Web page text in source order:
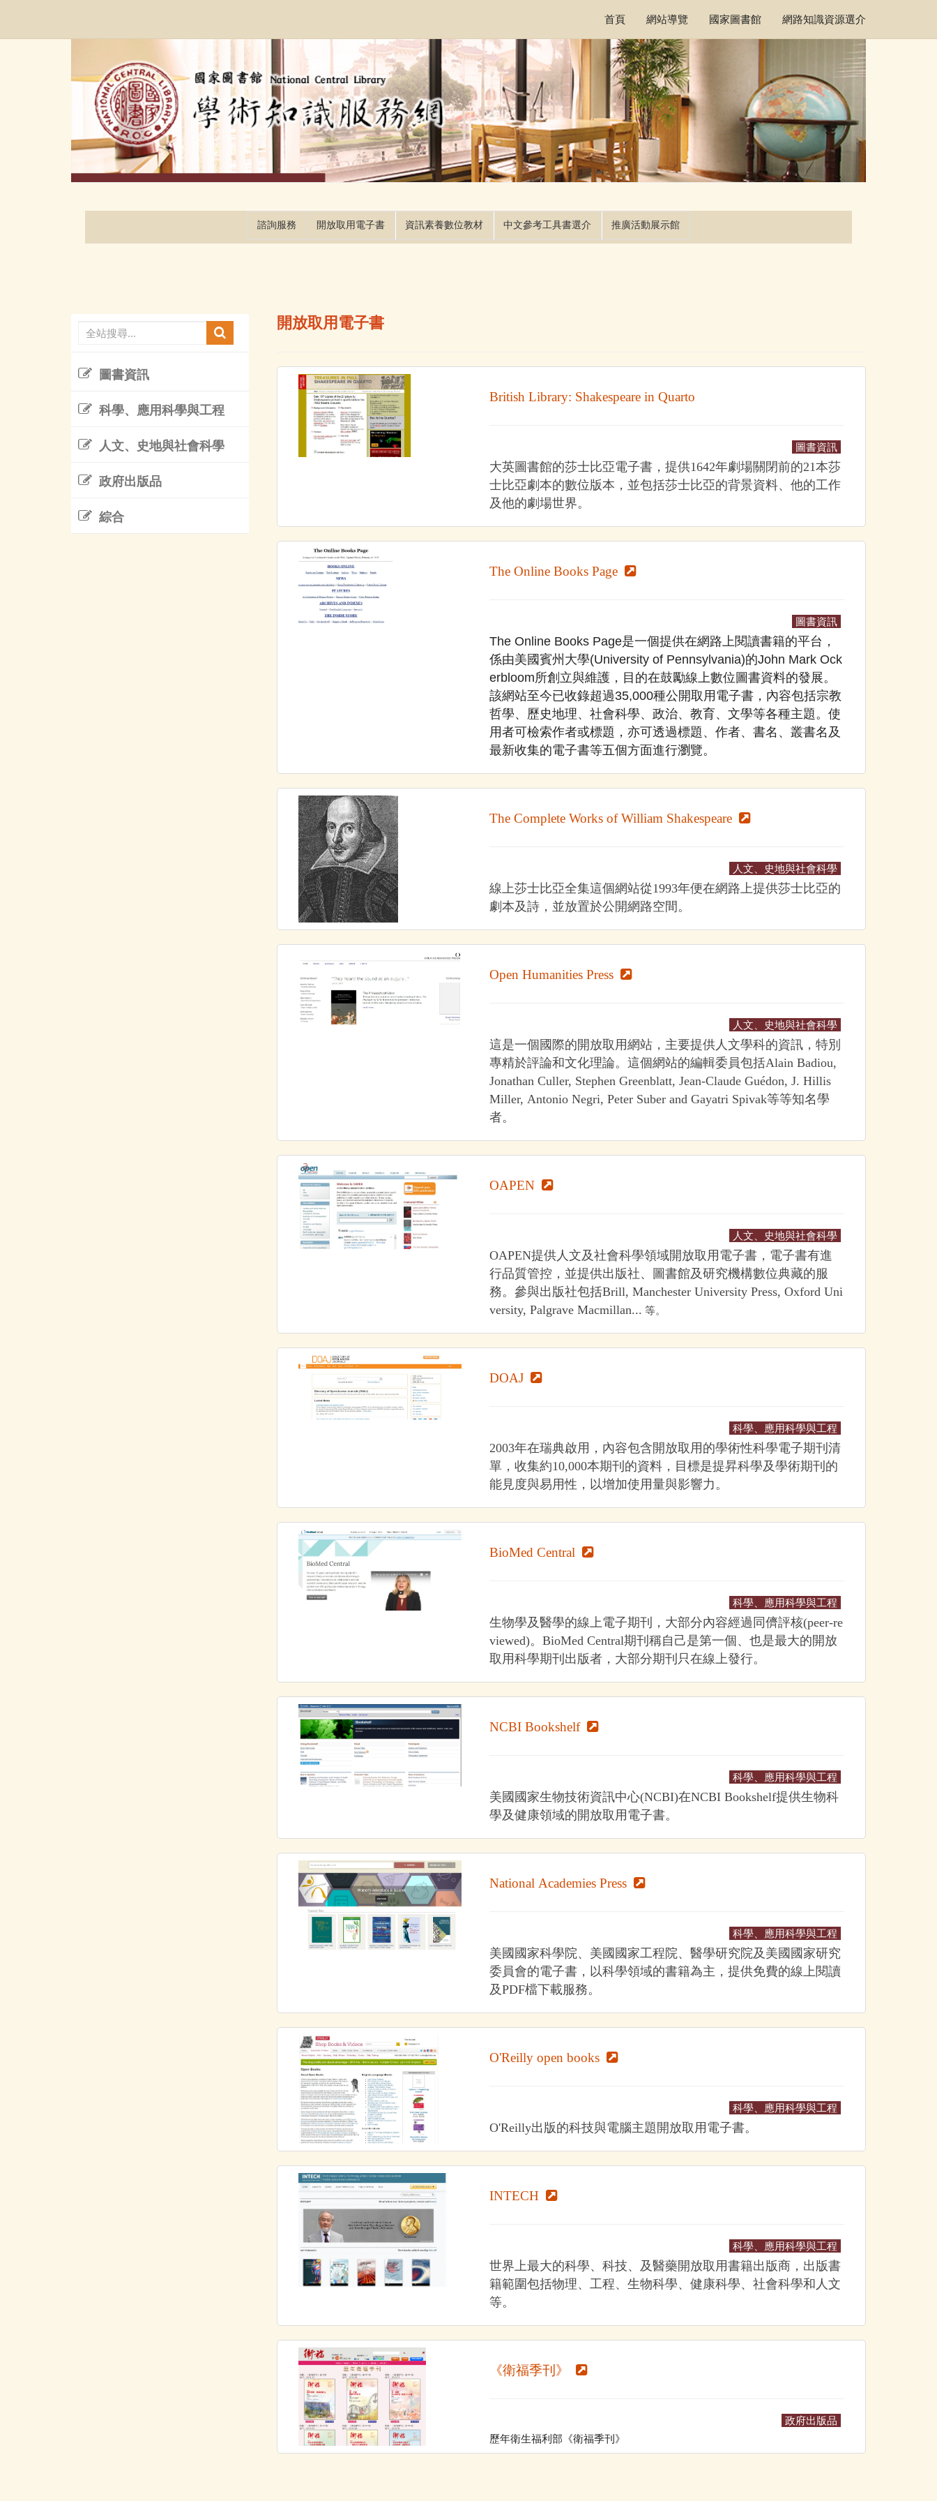
首頁
網站導覽 國家圖書館 網路知識資源選介
諮詢服務 開放取用電子書 資訊素養數位教材 中文參考工具書選介 推廣活動展示館
圖書資訊
科學、應用科學與工程
人文、史地與社會科學
政府出版品
綜合
開放取用電子書
British Library: Shakespeare in Quarto
圖書資訊
大英圖書館的莎士比亞電子書，提供1642年劇場關閉前的21本莎
士比亞劇本的數位版本，並包括莎士比亞的背景資料、他的工作
及他的劇場世界。
The Online Books Page
圖書資訊
The Online Books Page是一個提供在網路上閱讀書籍的平台，
係由美國賓州大學(University of Pennsylvania)的John Mark Ock
erbloom所創立與維護，目的在鼓勵線上數位圖書資料的發展。
該網站至今已收錄超過35,000種公開取用電子書，內容包括宗教
哲學、歷史地理、社會科學、政治、教育、文學等各種主題。使
用者可檢索作者或標題，亦可透過標題、作者、書名、叢書名及
最新收集的電子書等五個方面進行瀏覽。
The Complete Works of William Shakespeare
人文、史地與社會科學
線上莎士比亞全集這個網站從1993年便在網路上提供莎士比亞的
劇本及詩，並放置於公開網路空間。
Open Humanities Press
人文、史地與社會科學
這是一個國際的開放取用網站，主要提供人文學科的資訊，特別
專精於評論和文化理論。這個網站的編輯委員包括Alain Badiou,
Jonathan Culler, Stephen Greenblatt, Jean-Claude Guédon, J. Hillis
Miller, Antonio Negri, Peter Suber and Gayatri Spivak等等知名學
者。
OAPEN
人文、史地與社會科學
OAPEN提供人文及社會科學領域開放取用電子書，電子書有進
行品質管控，並提供出版社、圖書館及研究機構數位典藏的服
務。參與出版社包括Brill, Manchester University Press, Oxford Uni
versity, Palgrave Macmillan... 等。
DOAJ
科學、應用科學與工程
2003年在瑞典啟用，內容包含開放取用的學術性科學電子期刊清
單，收集約10,000本期刊的資料，目標是提昇科學及學術期刊的
能見度與易用性，以增加使用量與影響力。
BioMed Central
科學、應用科學與工程
生物學及醫學的線上電子期刊，大部分內容經過同儕評核(peer-re
viewed)。BioMed Central期刊稱自己是第一個、也是最大的開放
取用科學期刊出版者，大部分期刊只在線上發行。
NCBI Bookshelf
科學、應用科學與工程
美國國家生物技術資訊中心(NCBI)在NCBI Bookshelf提供生物科
學及健康領域的開放取用電子書。
National Academies Press
科學、應用科學與工程
美國國家科學院、美國國家工程院、醫學研究院及美國國家研究
委員會的電子書，以科學領域的書籍為主，提供免費的線上閱讀
及PDF檔下載服務。
O'Reilly open books
科學、應用科學與工程
O'Reilly出版的科技與電腦主題開放取用電子書。
INTECH
科學、應用科學與工程
世界上最大的科學、科技、及醫藥開放取用書籍出版商，出版書
籍範圍包括物理、工程、生物科學、健康科學、社會科學和人文
等。
《衛福季刊》
政府出版品
歷年衛生福利部《衛福季刊》